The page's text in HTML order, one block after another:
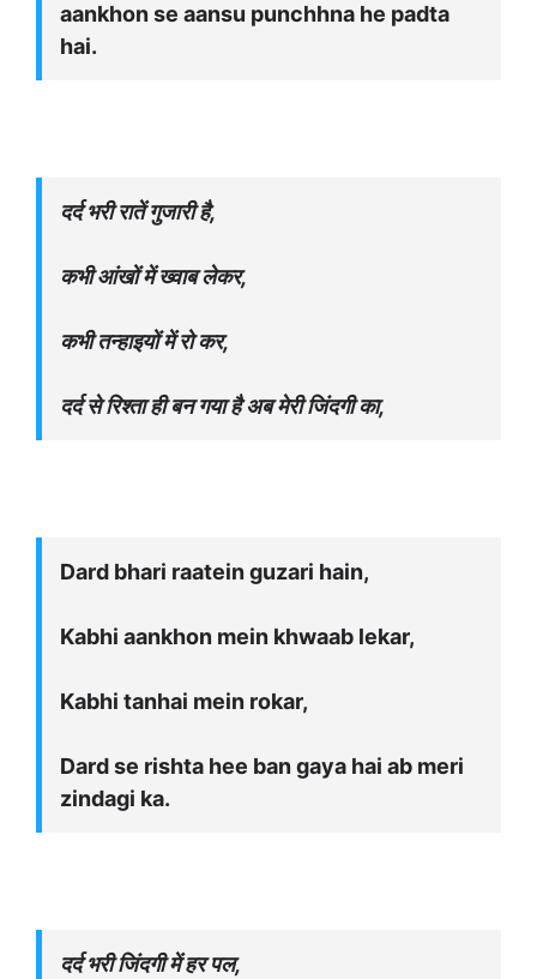
aankhon se aansu punchhna he padta
hai.
दर्द भरी रातें गुजारी है,
कभी आंखों में ख्वाब लेकर,
कभी तन्हाइयों में रो कर,
दर्द से रिश्ता ही बन गया है अब मेरी जिंदगी का,
Dard bhari raatein guzari hain,
Kabhi aankhon mein khwaab lekar,
Kabhi tanhai mein rokar,
Dard se rishta hee ban gaya hai ab meri
zindagi ka.
दर्द भरी जिंदगी में हर पल,